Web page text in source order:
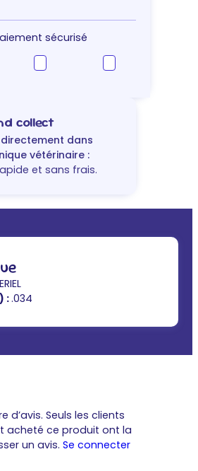
sécurisé
collect
dans
vétérinaire :
et sans frais.
:.034
d’avis. Seuls les clients
acheté ce produit ont la
un avis. Se connecter